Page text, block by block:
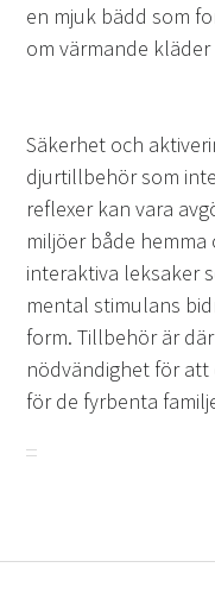
en mjuk bädd som
om värmande
Säkerhet och
djurtillbehör som
reflexer kan vara
miljöer både
interaktiva leksaker
mental stimulans
form. Tillbehör är
nödvändighet för
för de fyrbenta